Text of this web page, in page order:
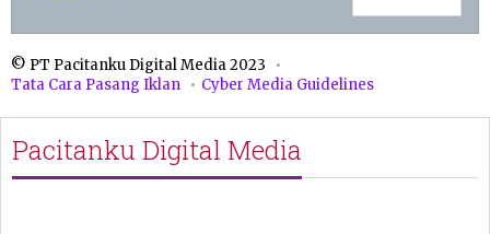
© PT Pacitanku Digital Media 2023
Tata Cara Pasang Iklan
Cyber Media Guidelines
Pacitanku Digital Media